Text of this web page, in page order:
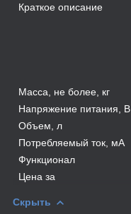
Краткое описание
Масса, не более, кг
Напряжение питания, В
Объем, л
Потребляемый ток, мА
Функционал
Цена за
Скрыть